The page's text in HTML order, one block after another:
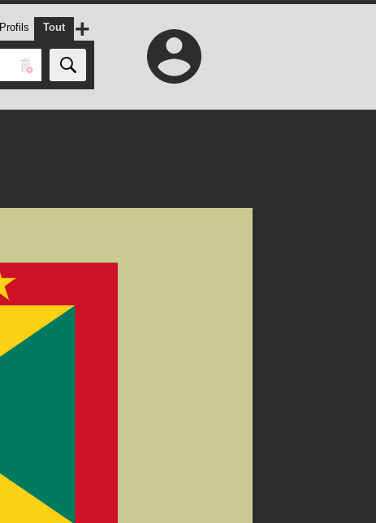
Profils Tout +